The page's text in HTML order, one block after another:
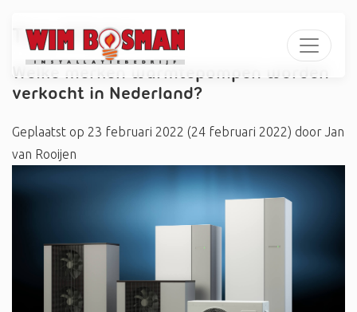
Tag:#Outes
Welke merken warmtepompen worden
verkocht in Nederland?
Geplaatst op 23 februari 2022 (24 februari 2022) door Jan
van Rooijen